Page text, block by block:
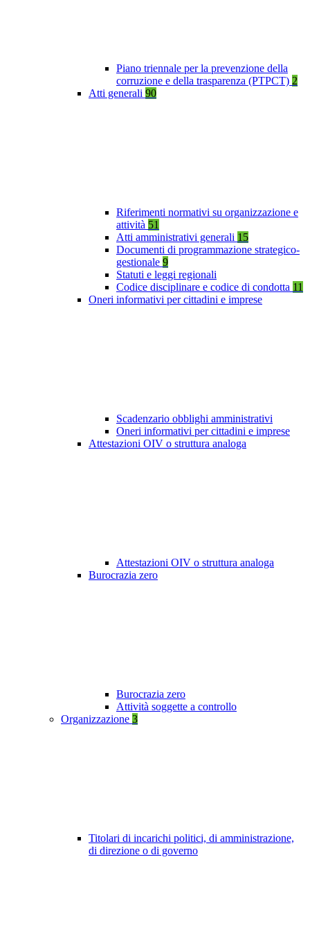
Piano triennale per la prevenzione della
corruzione e della trasparenza (PTPCT) 2
Atti generali 90
Riferimenti normativi su organizzazione e
attività 51
Atti amministrativi generali 15
Documenti di programmazione strategico-
gestionale 9
Statuti e leggi regionali
Codice disciplinare e codice di condotta 11
Oneri informativi per cittadini e imprese
Scadenzario obblighi amministrativi
Oneri informativi per cittadini e imprese
Attestazioni OIV o struttura analoga
Attestazioni OIV o struttura analoga
Burocrazia zero
Burocrazia zero
Attività soggette a controllo
Organizzazione 3
Titolari di incarichi politici, di amministrazione,
di direzione o di governo